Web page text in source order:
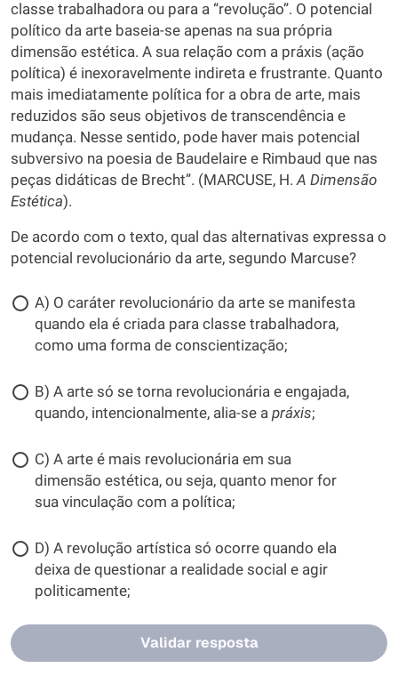
classe trabalhadora ou para a “revolução”. O potencial
político da arte baseia-se apenas na sua própria
dimensão estética. A sua relação com a práxis (ação
política) é inexoravelmente indireta e frustrante. Quanto
mais imediatamente política for a obra de arte, mais
reduzidos são seus objetivos de transcendência e
mudança. Nesse sentido, pode haver mais potencial
subversivo na poesia de Baudelaire e Rimbaud que nas
peças didáticas de Brecht”. (MARCUSE, H.A Dimensão
Estética).
De acordo com o texto, qual das alternativas expressa o
potencial revolucionário da arte, segundo Marcuse?
A) O caráter revolucionário da arte se manifesta
quando ela é criada para classe trabalhadora,
como uma forma de conscientização;
B) A arte só se torna revolucionária e engajada,
quando, intencionalmente, alia-se a práxis;
C) A arte é mais revolucionária em sua
dimensão estética, ou seja, quanto menor for
sua vinculação com a política;
D) A revolução artística só ocorre quando ela
deixa de questionar a realidade social e agir
politicamente;
Validar resposta